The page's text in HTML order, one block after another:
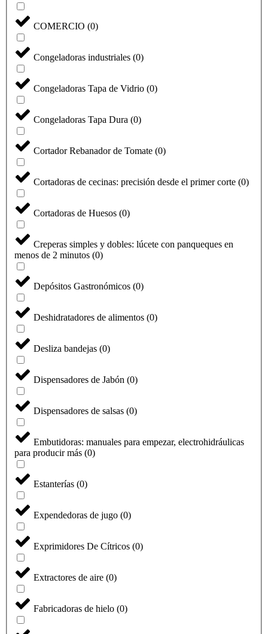
COMERCIO (0)
Congeladoras industriales (0)
Congeladoras Tapa de Vidrio (0)
Congeladoras Tapa Dura (0)
Cortador Rebanador de Tomate (0)
Cortadoras de cecinas: precisión desde el primer corte (0)
Cortadoras de Huesos (0)
Creperas simples y dobles: lúcete con panqueques en
menos de 2 minutos (0)
Depósitos Gastronómicos (0)
Deshidratadores de alimentos (0)
Desliza bandejas (0)
Dispensadores de Jabón (0)
Dispensadores de salsas (0)
Embutidoras: manuales para empezar, electrohidráulicas
para producir más (0)
Estanterías (0)
Expendedoras de jugo (0)
Exprimidores De Cítricos (0)
Extractores de aire (0)
Fabricadoras de hielo (0)